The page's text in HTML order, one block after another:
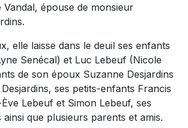
Vandal, épouse de monsieur
elle laisse dans le deuil ses enfants
Senécal) et Luc Lebeuf (Nicole
de son époux Suzanne Desjardins
ses petits-enfants Francis
Lebeuf et Simon Lebeuf, ses
que plusieurs parents et amis.